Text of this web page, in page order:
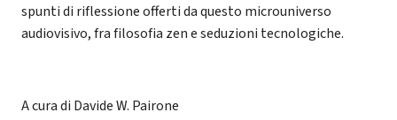
spunti di riflessione offerti da questo microuniverso
audiovisivo, fra filosofia zen e seduzioni tecnologiche.
A cura di Davide W. Pairone